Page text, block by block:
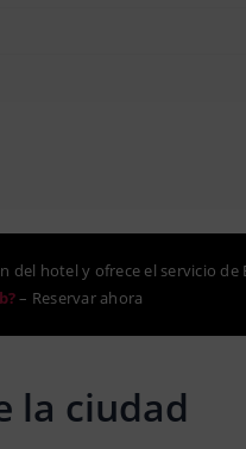
del hotel y ofrece el servicio
– Reservar ahora
la ciudad